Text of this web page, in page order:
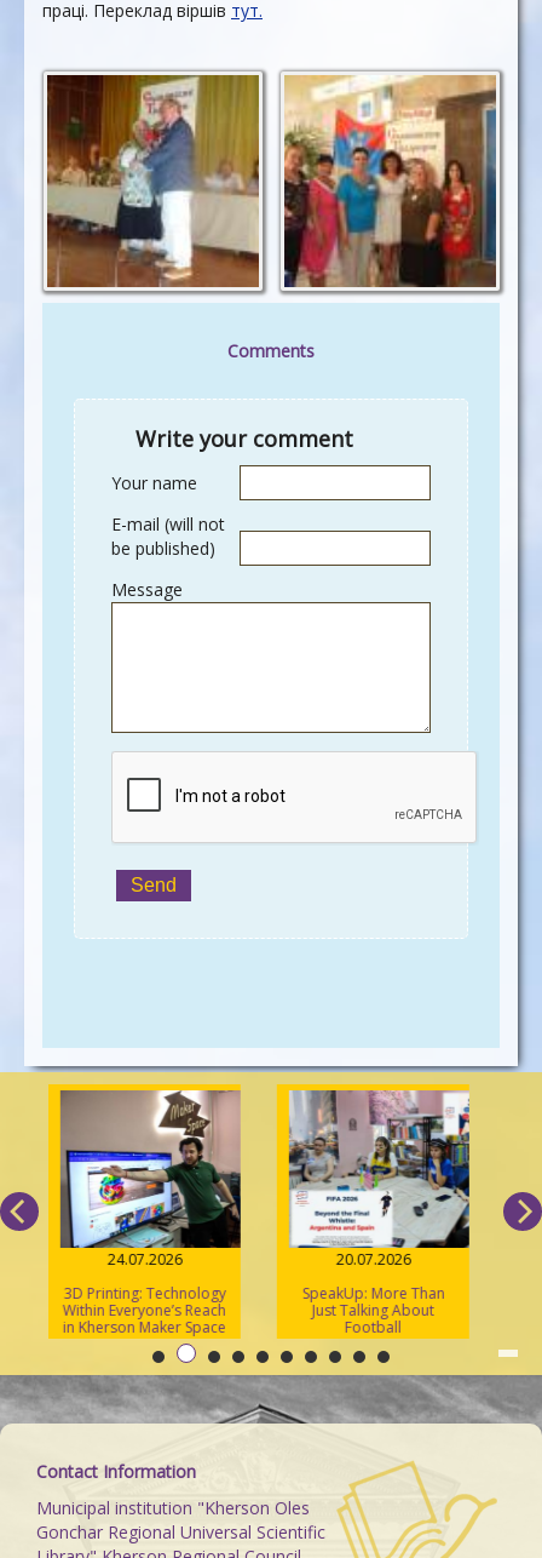
праці. Переклад віршів тут.
Comments
Write your comment
Your name
E-mail (will not
be published)
Message
Send
24.07.2026
3D Printing: Technology
Within Everyone’s Reach
in Kherson Maker Space
20.07.2026
SpeakUp: More Than
Just Talking About
Football
Contact Information
Municipal institution "Kherson Oles
Gonchar Regional Universal Scientific